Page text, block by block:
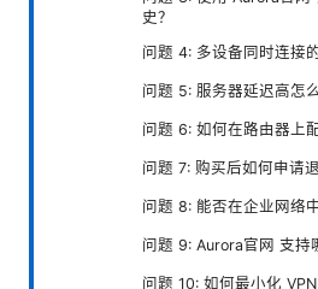
史？
问题 4: 多设备同时连接
问题 5: 服务器延迟高怎么
问题 6: 如何在路由器上
问题 7: 购买后如何申请退
问题 8: 能否在企业网络
问题 9: Aurora官网 支持
问题 10: 如何最小化